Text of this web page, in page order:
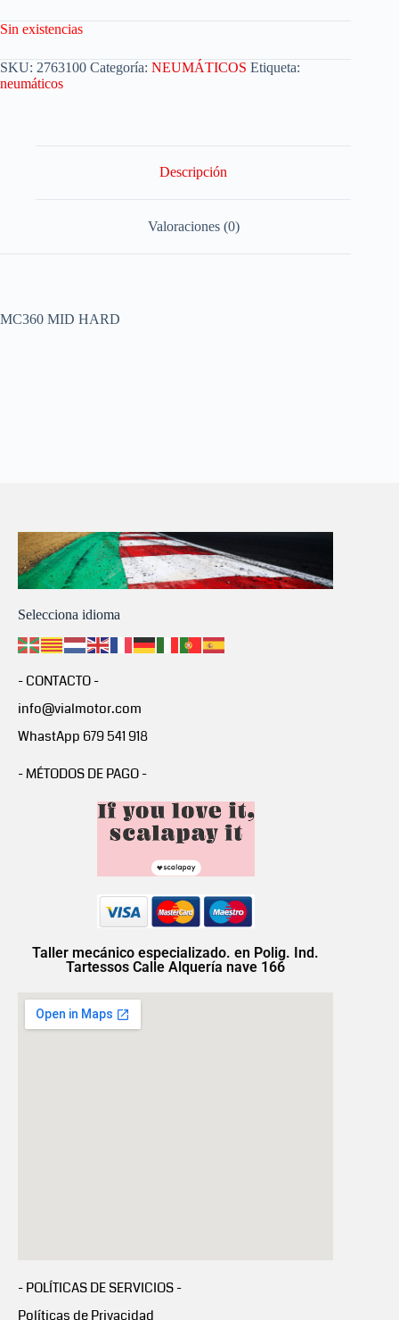
Sin existencias
SKU: 2763100 Categoría: NEUMÁTICOS Etiqueta:
neumáticos
Descripción
Valoraciones (0)
MC360 MID HARD
Selecciona idioma
- CONTACTO -
info@vialmotor.com
WhastApp 679 541 918
- MÉTODOS DE PAGO -
Taller mecánico especializado. en Polig. Ind.
Tartessos Calle Alquería nave 166
- POLÍTICAS DE SERVICIOS -
Políticas de Privacidad